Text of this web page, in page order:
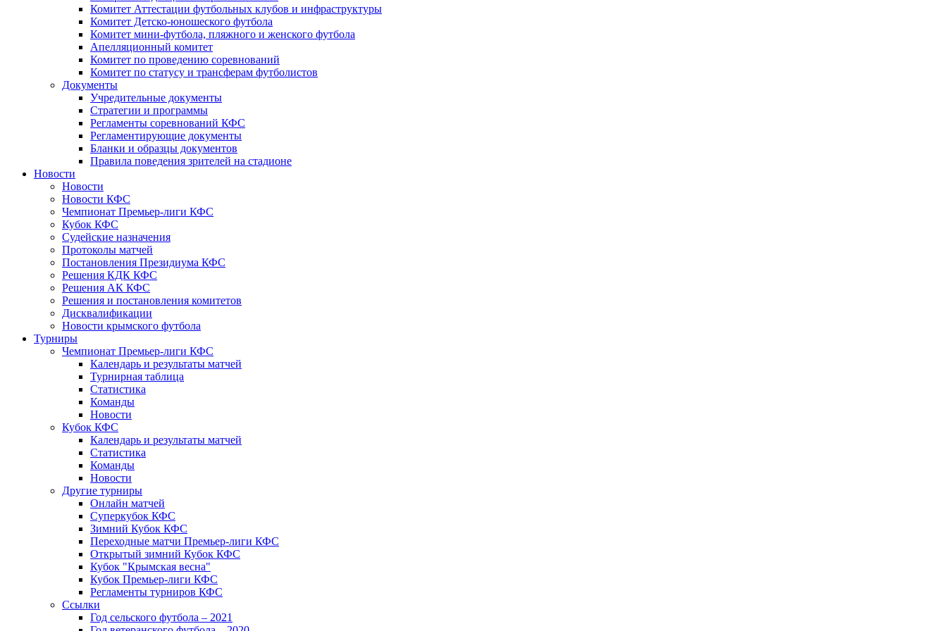
Комитет Аттестации футбольных клубов и инфраструктуры
Комитет Детско-юношеского футбола
Комитет мини-футбола, пляжного и женского футбола
Апелляционный комитет
Комитет по проведению соревнований
Комитет по статусу и трансферам футболистов
Документы
Учредительные документы
Стратегии и программы
Регламенты соревнований КФС
Регламентирующие документы
Бланки и образцы документов
Правила поведения зрителей на стадионе
Новости
Новости
Новости КФС
Чемпионат Премьер-лиги КФС
Кубок КФС
Судейские назначения
Протоколы матчей
Постановления Президиума КФС
Решения КДК КФС
Решения АК КФС
Решения и постановления комитетов
Дисквалификации
Новости крымского футбола
Турниры
Чемпионат Премьер-лиги КФС
Календарь и результаты матчей
Турнирная таблица
Статистика
Команды
Новости
Кубок КФС
Календарь и результаты матчей
Статистика
Команды
Новости
Другие турниры
Онлайн матчей
Суперкубок КФС
Зимний Кубок КФС
Переходные матчи Премьер-лиги КФС
Открытый зимний Кубок КФС
Кубок "Крымская весна"
Кубок Премьер-лиги КФС
Регламенты турниров КФС
Ссылки
Год сельского футбола – 2021